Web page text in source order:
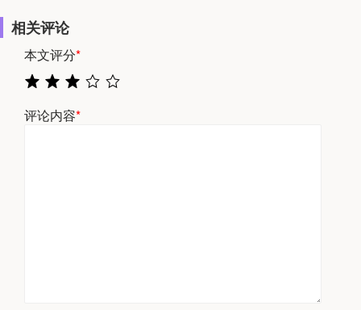
相关评论
本文评分*
评论内容*